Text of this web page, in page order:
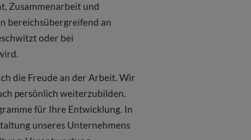
Zusammenarbeit und
bereichsübergreifend an
oder bei
die Freude an der Arbeit. Wir
persönlich weiterzubilden.
für Ihre Entwicklung. In
unseres Unternehmens